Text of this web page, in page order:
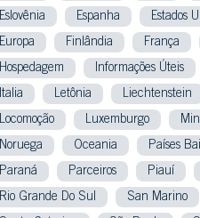
Eslovênia Espanha Estados
Europa Finlândia França
Hospedagem Informações Úteis
Italia Letônia Liechtenstein
Locomoção Luxemburgo
Noruega Oceania Países
Paraná Parceiros Piauí
Rio Grande Do Sul San Marino